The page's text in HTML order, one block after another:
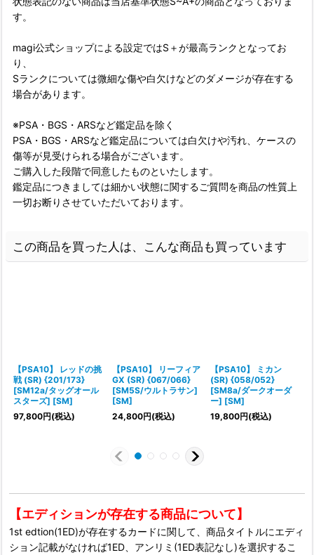
す。
magi公式ショップによる設定ではS＋が最高ランクとなってお
り、
Sランクについては微細な傷や白欠けなどのダメージが存在する
場合があります。
※PSA・BGS・ARSなど鑑定品を除く
PSA・BGS・ARSなど鑑定品については白欠けや汚れ、ケースの
傷等が見受けられる場合がございます。
ご購入した段階で同意したものといたします。
鑑定品につきましては細かい状態に関するご質問を商品の性質上
一切お断りさせていただいております。
この商品を買った人は、こんな商品も買っています
【PSA10】 レッドの挑
戦 (SR) {201/173}
[SM12a/タッグオール
スターズ] [SM]
97,800円(税込)
【PSA10】 リーフィア
GX (SR) {067/066}
[SM5S/ウルトラサン]
[SM]
24,800円(税込)
【PSA10】 ミカン
(SR) {058/052}
[SM8a/ダークオーダ
ー] [SM]
19,800円(税込)
【エディションが存在する商品について】
1st edtion(1ED)が存在するカードに関して、商品タイトルにエディ
ション記載がなければ1ED、アンリミ(1ED表記なし)を選択するこ